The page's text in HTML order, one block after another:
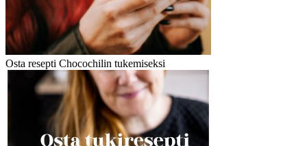
Osta resepti Chocochilin tukemiseksi